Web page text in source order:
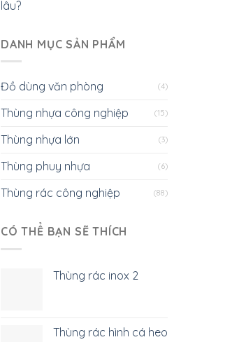
lâu?
DANH MỤC SẢN PHẨM
Đồ dùng văn phòng (4)
Thùng nhựa công nghiệp (15)
Thùng nhựa lớn (3)
Thùng phuy nhựa (6)
Thùng rác công nghiệp (88)
CÓ THỂ BẠN SẼ THÍCH
Thùng rác inox 2
Thùng rác hình cá heo